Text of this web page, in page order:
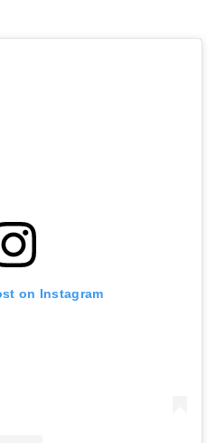
on Instagram